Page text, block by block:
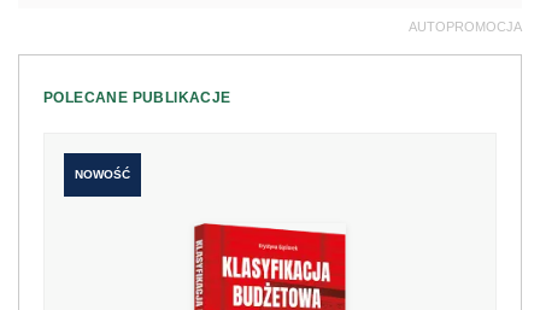
AUTOPROMOCJA
POLECANE PUBLIKACJE
NOWOŚĆ